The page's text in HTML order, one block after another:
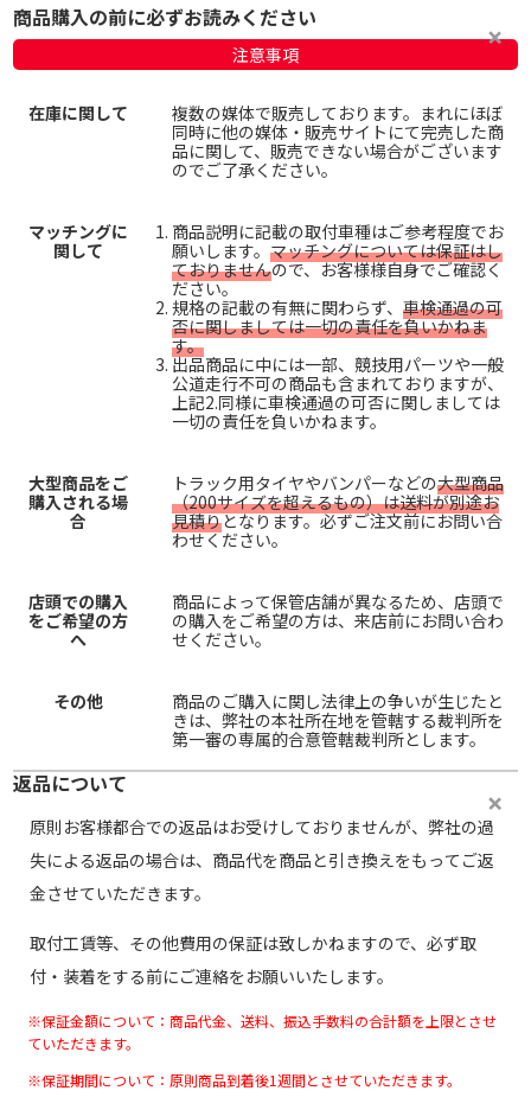
商品購入の前に必ずお読みください
注意事項
在庫に関して
複数の媒体で販売しております。まれにほぼ
同時に他の媒体・販売サイトにて完売した商
品に関して、販売できない場合がございます
のでご了承ください。
マッチングに
関して
商品説明に記載の取付車種はご参考程度でお
願いします。 マッチングについては保証はし
ておりませんので、お客様様自身でご確認く
ださい。
規格の記載の有無に関わらず、 車検通過の可
否に関しましては一切の責任を負いかねま
す。
出品商品に中には一部、競技用パーツや一般
公道走行不可の商品も含まれておりますが、
上記2.同様に車検通過の可否に関しましては
一切の責任を負いかねます。
大型商品をご
購入される場
合
トラック用タイヤやバンパーなどの大型商品
（200サイズを超えるもの）は送料が別途お
見積りとなります。必ずご注文前にお問い合
わせください。
店頭での購入
をご希望の方
へ
商品によって保管店舗が異なるため、店頭で
の購入をご希望の方は、来店前にお問い合わ
せください。
その他
商品のご購入に関し法律上の争いが生じたと
きは、弊社の本社所在地を管轄する裁判所を
第一審の専属的合意管轄裁判所とします。
返品について
原則お客様都合での返品はお受けしておりませんが、弊社の過
失による返品の場合は、商品代を商品と引き換えをもってご返
金させていただきます。
取付工賃等、その他費用の保証は致しかねますので、必ず取
付・装着をする前にご連絡をお願いいたします。
※保証金額について：商品代金、送料、振込手数料の合計額を上限とさせ
ていただきます。
※保証期間について：原則商品到着後1週間とさせていただきます。